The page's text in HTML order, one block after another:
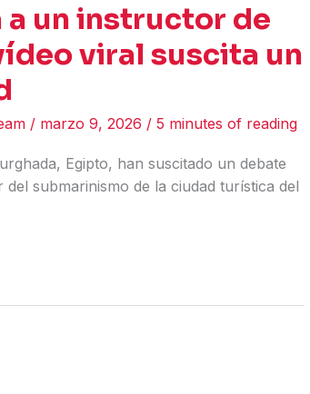
a un instructor de
viral suscita un
/ marzo 9, 2026 / 5 minutes of reading
Egipto, han suscitado un debate
submarinismo de la ciudad turística del